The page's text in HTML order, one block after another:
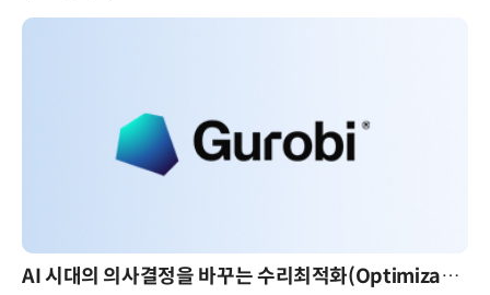
AI 시대의 의사결정을 바꾸는 수리최적화(Optimization): 실제 산업 적용 사례와 활용 전략